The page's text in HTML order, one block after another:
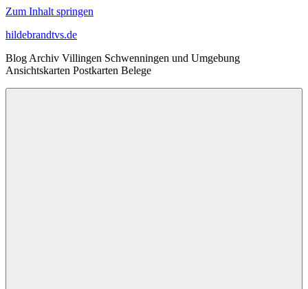
Zum Inhalt springen
hildebrandtvs.de
Blog Archiv Villingen Schwenningen und Umgebung
Ansichtskarten Postkarten Belege